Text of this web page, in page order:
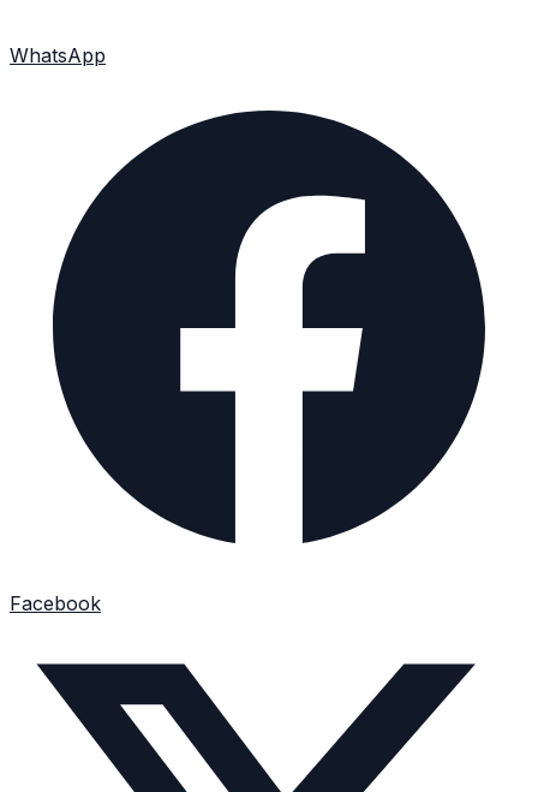
WhatsApp
Facebook